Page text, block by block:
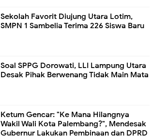
Sekolah Favorit Diujung Utara Lotim,
SMPN 1 Sambelia Terima 226 Siswa Baru ‎
Soal SPPG Dorowati, LLI Lampung Utara
Desak Pihak Berwenang Tidak Main Mata
Ketum Gencar: "Ke Mana Hilangnya
Wakil Wali Kota Palembang?", Mendesak
Gubernur Lakukan Pembinaan dan DPRD